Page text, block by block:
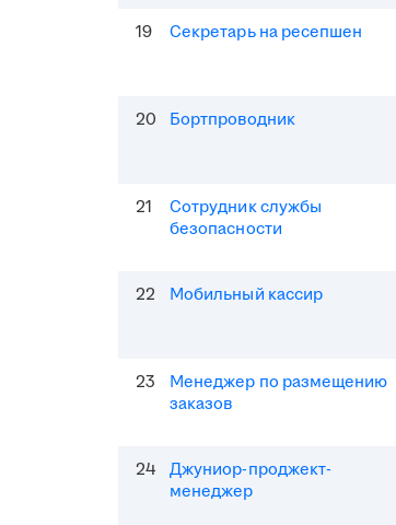
19 Секретарь на ресепшен
20 Бортпроводник
21
Сотрудник службы
безопасности
22 Мобильный кассир
23
Менеджер по размещению
заказов
24
Джуниор-проджект-
менеджер